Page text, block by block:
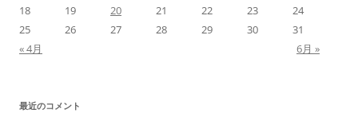
18
19 20 21 22 23
24
25
26 27 28 29 30
31
« 4月
6月 »
最近のコメント